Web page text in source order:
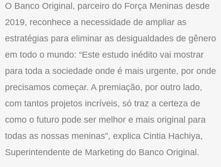
O Banco Original, parceiro do Força Meninas desde
2019, reconhece a necessidade de ampliar as
estratégias para eliminar as desigualdades de gênero
em todo o mundo: “Este estudo inédito vai mostrar
para toda a sociedade onde é mais urgente, por onde
precisamos começar. A premiação, por outro lado,
com tantos projetos incríveis, só traz a certeza de
como o futuro pode ser melhor e mais original para
todas as nossas meninas”, explica Cintia Hachiya,
Superintendente de Marketing do Banco Original.